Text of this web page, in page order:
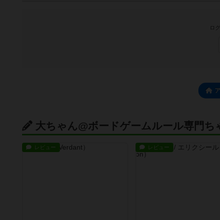
ロ
大ちゃん@ボードゲームルール専門
レビュー レビュー